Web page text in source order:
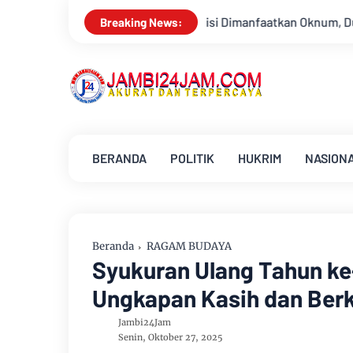
Breaking News:
Dimanfaatkan Oknum, Dua Anggota Polda Jambi Diduga
BERANDA POLITIK HUKRIM
Beranda RAGAM BUDAYA
Syukuran Ulang Tahun
Ungkapan Kasih dan
Jambi24Jam
Senin, Oktober 27, 2025